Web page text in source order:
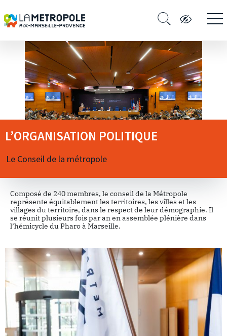
L’ORGANISATION POLITIQUE
Le Conseil de la métropole
Composé de 240 membres, le conseil de la Métropole
représente équitablement les territoires, les villes et les
villages du territoire, dans le respect de leur démographie. Il
se réunit plusieurs fois par an en assemblée plénière dans
l’hémicycle du Pharo à Marseille.